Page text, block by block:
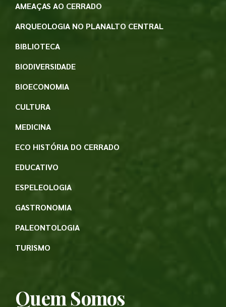
AMEAÇAS AO CERRADO
ARQUEOLOGIA NO PLANALTO CENTRAL
BIBLIOTECA
BIODIVERSIDADE
BIOECONOMIA
CULTURA
MEDICINA
ECO HISTÓRIA DO CERRADO
EDUCATIVO
ESPELEOLOGIA
GASTRONOMIA
PALEONTOLOGIA
TURISMO
Quem Somos